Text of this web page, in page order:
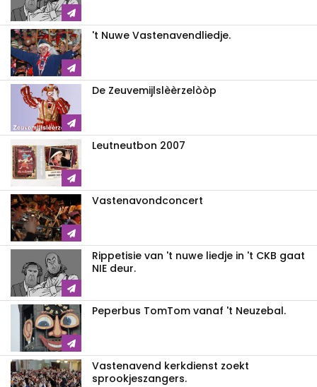
't Nuwe Vastenavendliedje.
De Zeuvemijlslèèrzelòòp
Leutneutbon 2007
Vastenavondconcert
Rippetisie van 't nuwe liedje in 't CKB gaat
NIE deur.
Peperbus TomTom vanaf 't Neuzebal.
Vastenavend kerkdienst zoekt
sprookjeszangers.